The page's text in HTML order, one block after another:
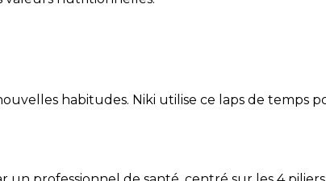
habitudes. Niki utilise ce laps de temps